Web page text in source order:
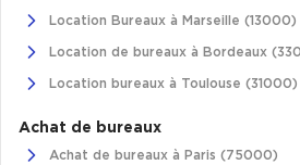
Location Bureaux à Marseille (13000)
Location de bureaux à Bordeaux
Location bureaux à Toulouse (31000)
Achat de bureaux
Achat de bureaux à Paris (75000)